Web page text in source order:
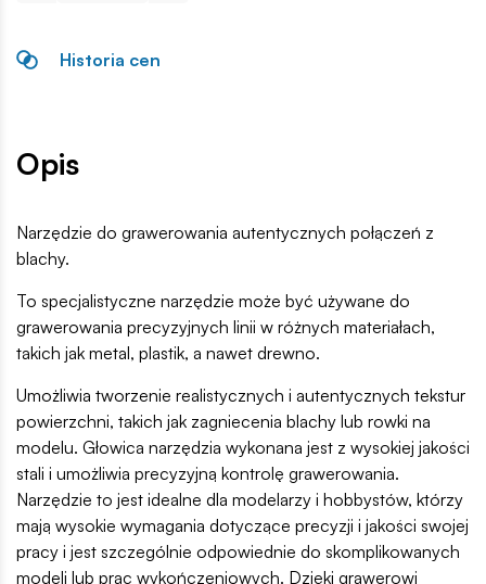
Historia cen
Opis
Narzędzie do grawerowania autentycznych połączeń z
blachy.
To specjalistyczne narzędzie może być używane do
grawerowania precyzyjnych linii w różnych materiałach,
takich jak metal, plastik, a nawet drewno.
Umożliwia tworzenie realistycznych i autentycznych tekstur
powierzchni, takich jak zagniecenia blachy lub rowki na
modelu. Głowica narzędzia wykonana jest z wysokiej jakości
stali i umożliwia precyzyjną kontrolę grawerowania.
Narzędzie to jest idealne dla modelarzy i hobbystów, którzy
mają wysokie wymagania dotyczące precyzji i jakości swojej
pracy i jest szczególnie odpowiednie do skomplikowanych
modeli lub prac wykończeniowych. Dzięki grawerowi